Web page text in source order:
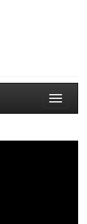
Toggle